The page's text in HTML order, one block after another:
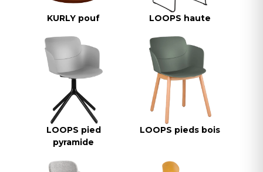
KURLY pouf LOOPS haute
LOOPS pied
pyramide
LOOPS pieds bois